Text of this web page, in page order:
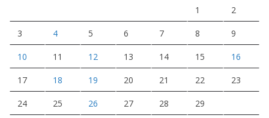
1 2
3 4 5 6 7 8 9
10 11 12 13 14 15 16
17 18 19 20 21 22 23
24 25 26 27 28 29